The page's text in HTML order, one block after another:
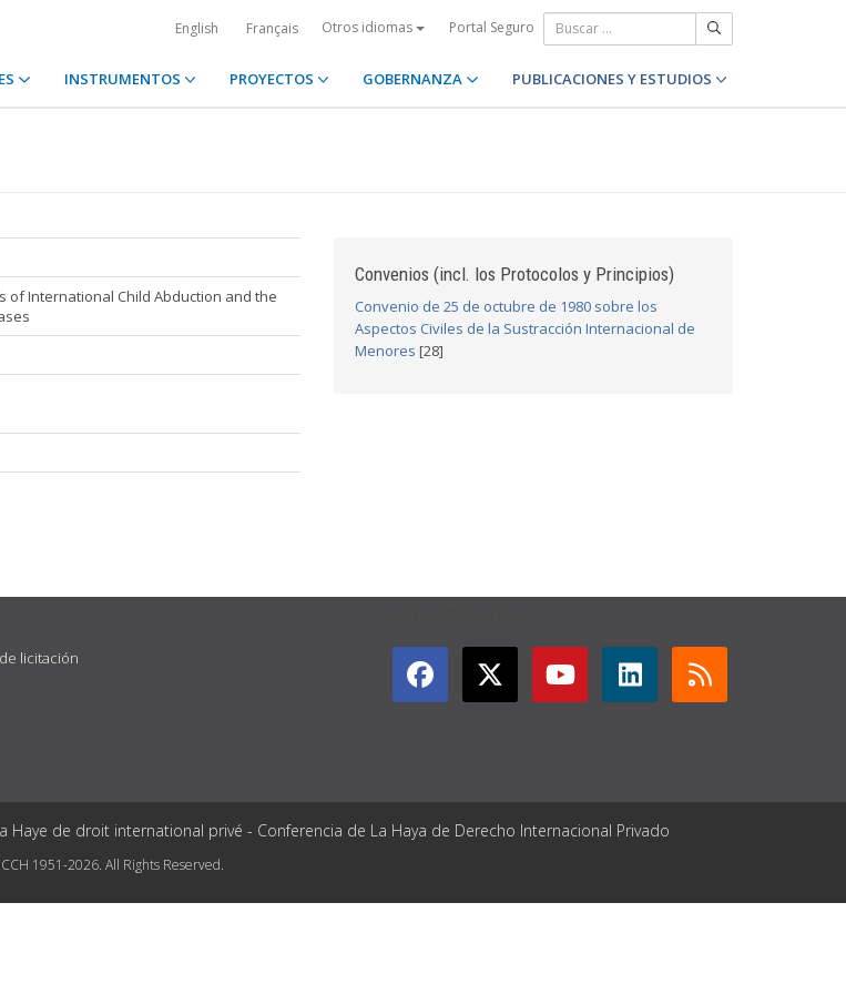
English Français Otros idiomas Portal Seguro
INSTRUMENTOS PROYECTOS GOBERNANZA PUBLICACIONES Y ESTUDIOS
of International Child Abduction and the
Convenios (incl. los Protocolos y Principios)
Convenio de 25 de octubre de 1980 sobre los
Aspectos Civiles de la Sustracción Internacional de
Menores [28]
licitación
Haye de droit international privé - Conferencia de La Haya de Derecho Internacional Privado
1951-2026. All Rights Reserved.